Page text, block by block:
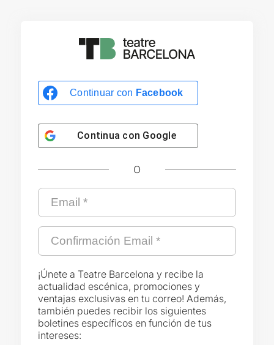
Continuar con Facebook
Continua con Google
O
¡Únete a Teatre Barcelona y recibe la
actualidad escénica, promociones y
ventajas exclusivas en tu correo! Además,
también puedes recibir los siguientes
boletines específicos en función de tus
intereses: